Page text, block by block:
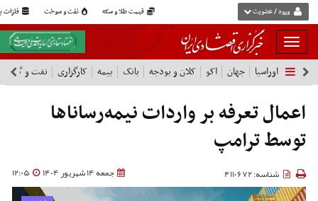
قیمت طلا و سکه نفت و سوخت فلزات ورود / عضویت
بار
و
بسته
نمودن
فهرست
اوراسیا جهان اکو کلان و بودجه بانک بیمه کارگزاری نفت و گاز
اعمال تعرفه بر واردات نیمه‌رساناها
توسط ترامپ
جمعه 14 شهریور 1404 12:05 شناسه: 4110672